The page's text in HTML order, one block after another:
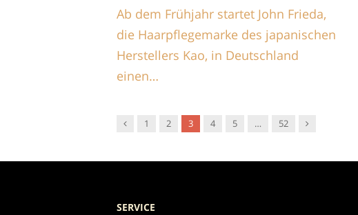
Ab dem Frühjahr startet John Frieda,
die Haarpflegemarke des japanischen
Herstellers Kao, in Deutschland
einen…
Vorgänger
1 2 3 4 5 … 52 Nachfolger
SERVICE